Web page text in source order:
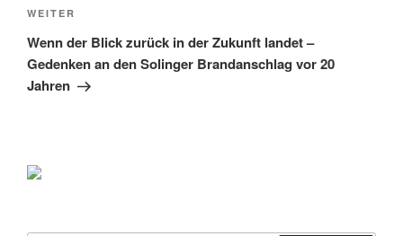
Nächster
Beitrag
WEITER
Wenn der Blick zurück in der Zukunft landet –
Gedenken an den Solinger Brandanschlag vor 20
Jahren